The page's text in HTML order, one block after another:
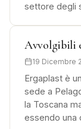
settore degli
Avvolgibili
19 Dicembre
Ergaplast è
sede a
la Toscana
essendo una